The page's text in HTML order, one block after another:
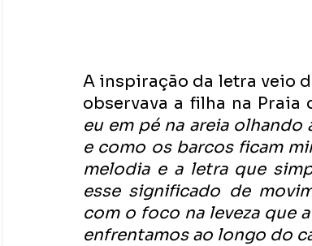
A inspiração da letra veio
observava a filha na Praia
eu em pé na areia olhando
e como os barcos ficam
melodia e a letra que
esse significado de
com o foco na leveza que
enfrentamos ao longo do